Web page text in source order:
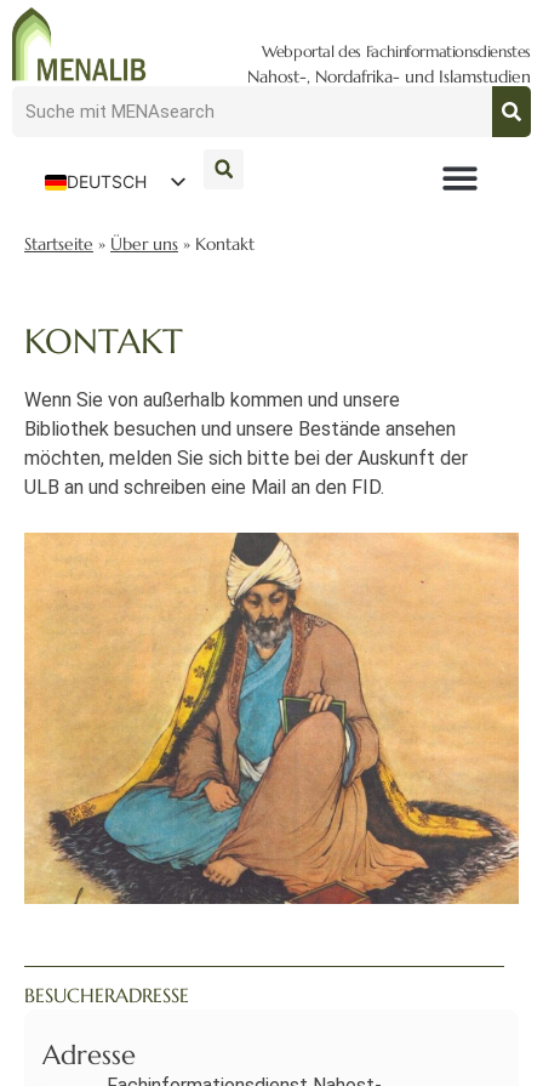
Webportal des Fachinformationsdienstes
Nahost-, Nordafrika- und Islamstudien
DEUTSCH
Startseite » Über uns » Kontakt
KONTAKT
Wenn Sie von außerhalb kommen und unsere
Bibliothek besuchen und unsere Bestände ansehen
möchten, melden Sie sich bitte bei der Auskunft der
ULB an und schreiben eine Mail an den FID.
BESUCHERADRESSE
Adresse